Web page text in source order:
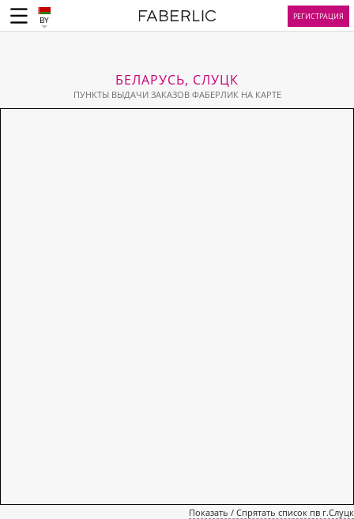
BY РЕГИСТРАЦИЯ
БЕЛАРУСЬ, СЛУЦК
ПУНКТЫ ВЫДАЧИ ЗАКАЗОВ ФАБЕРЛИК НА КАРТЕ
Показать / Спрятать список пв г.Слуцк